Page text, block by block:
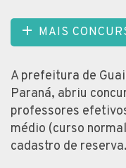
MAIS
A prefeitura de
Paraná, abriu
professores
médio (curso
cadastro de reserva.